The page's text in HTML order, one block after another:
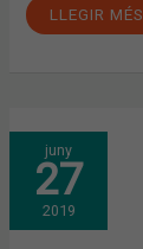
LLEGIR MÉS
juny
27
2019
MAIG:
LES
ELECCIONS
A
LA
CAMBRA
DE